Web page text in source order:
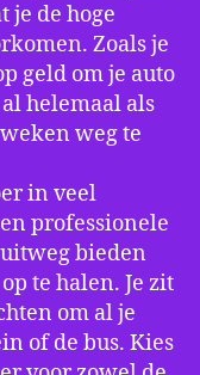
je de hoge
Zoals je
geld om je auto
helemaal als
weg te
in veel
professionele
bieden
te halen. Je zit
om al je
of de bus. Kies